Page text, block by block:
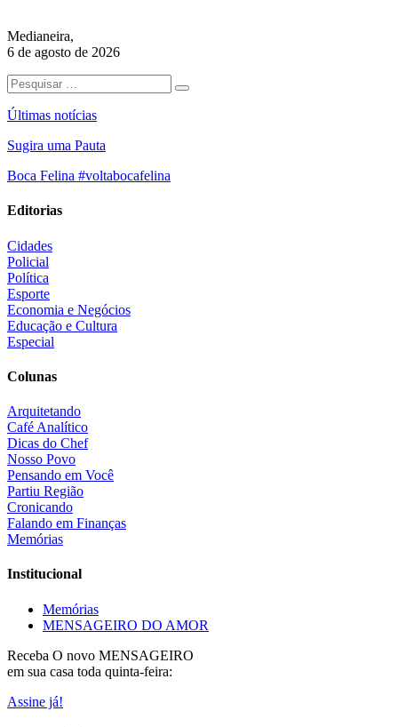
Medianeira,
6 de agosto de 2026
Últimas notícias
Sugira uma Pauta
Boca Felina #voltabocafelina
Editorias
Cidades
Policial
Política
Esporte
Economia e Negócios
Educação e Cultura
Especial
Colunas
Arquitetando
Café Analítico
Dicas do Chef
Nosso Povo
Pensando em Você
Partiu Região
Cronicando
Falando em Finanças
Memórias
Institucional
Memórias
MENSAGEIRO DO AMOR
Receba O novo MENSAGEIRO
em sua casa toda quinta-feira:
Assine já!